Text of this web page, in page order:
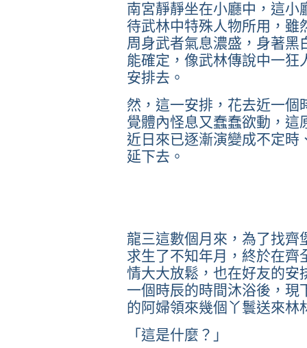
南宮靜靜坐在小廳中，這小
待武林中特殊人物所用，雖
周身武者氣息濃盛，身著
能確定，像武林傳說中一狂
安排去。
然，這一安排，花去近一個
覺體內怪息又蠢蠢欲動，這
近日來已逐漸演變成不定
延下去。
龍三這數個月來，為了找齊
求生了不知年月，終於在齊
情大大放鬆，也在好友的安
一個時辰的時間沐浴後，現
的阿婦領來幾個丫鬟送來林
「這是什麼？」